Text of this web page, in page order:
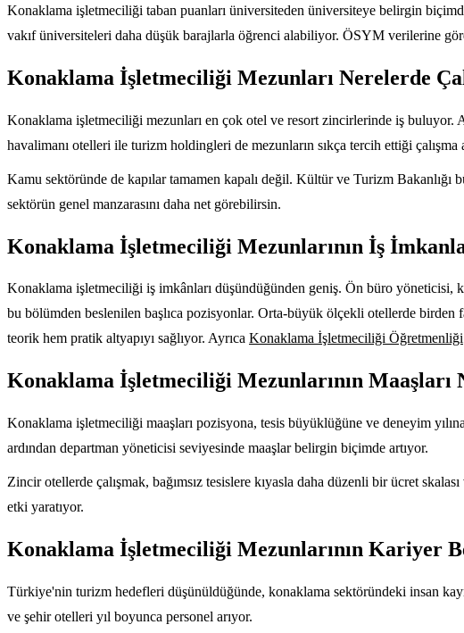
Konaklama işletmeciliği taban puanları üniversiteden üniversiteye belirgin
vakıf üniversiteleri daha düşük barajlarla öğrenci alabiliyor. ÖSYM verilerine
Konaklama İşletmeciliği Mezunları Nerelerde
Konaklama işletmeciliği mezunları en çok otel ve resort zincirlerinde iş
havalimanı otelleri ile turizm holdingleri de mezunların sıkça tercih ettiği çalışma
Kamu sektöründe de kapılar tamamen kapalı değil. Kültür ve Turizm
sektörün genel manzarasını daha net görebilirsin.
Konaklama İşletmeciliği Mezunlarının İş
Konaklama işletmeciliği iş imkânları düşündüğünden geniş. Ön büro yöneticisi,
bu bölümden beslenilen başlıca pozisyonlar. Orta-büyük ölçekli otellerde
teorik hem pratik altyapıyı sağlıyor. Ayrıca Konaklama İşletmeciliği Öğretmenliği
Konaklama İşletmeciliği Mezunlarının Maaşları
Konaklama işletmeciliği maaşları pozisyona, tesis büyüklüğüne ve deneyim
ardından departman yöneticisi seviyesinde maaşlar belirgin biçimde artıyor.
Zincir otellerde çalışmak, bağımsız tesislere kıyasla daha düzenli bir ücret
etki yaratıyor.
Konaklama İşletmeciliği Mezunlarının Kariyer
Türkiye'nin turizm hedefleri düşünüldüğünde, konaklama sektöründeki insan
ve şehir otelleri yıl boyunca personel arıyor.